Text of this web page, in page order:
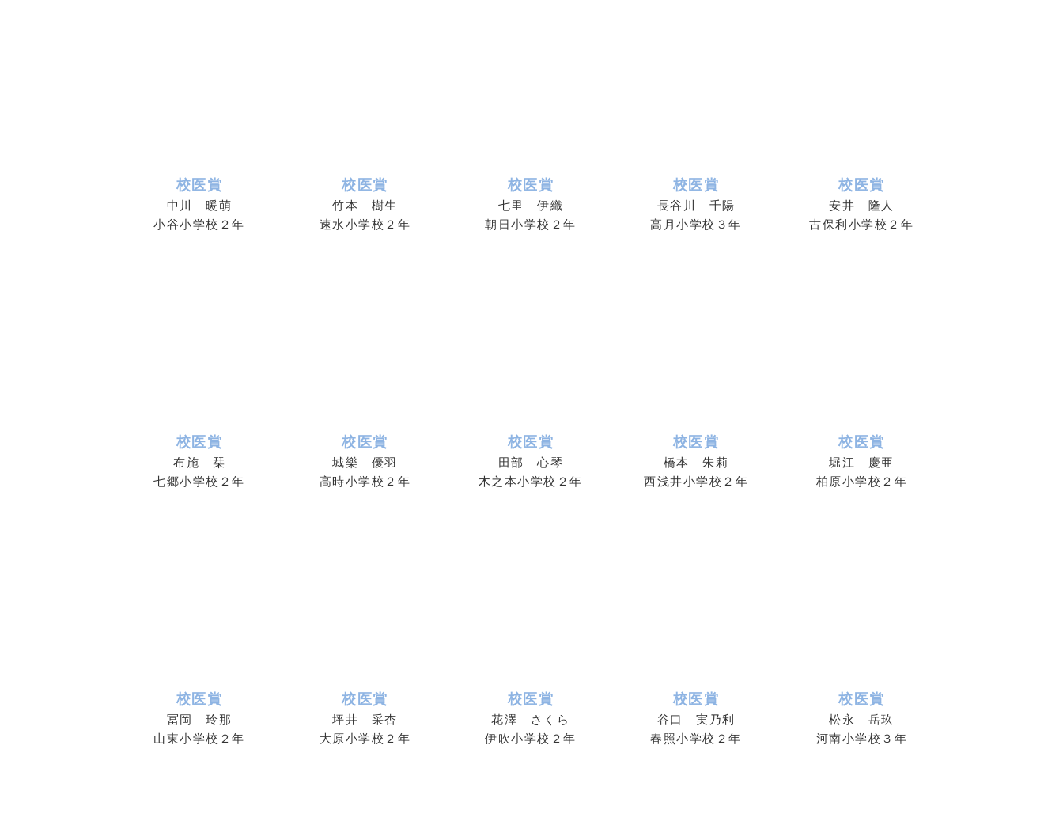
校医賞
中川 暖萌
小谷小学校２年
校医賞
竹本 樹生
速水小学校２年
校医賞
七里 伊織
朝日小学校２年
校医賞
長谷川 千陽
高月小学校３年
校医賞
安井 隆人
古保利小学校２年
校医賞
布施 栞
七郷小学校２年
校医賞
城樂 優羽
高時小学校２年
校医賞
田部 心琴
木之本小学校２年
校医賞
橋本 朱莉
西浅井小学校２年
校医賞
堀江 慶亜
柏原小学校２年
校医賞
冨岡 玲那
山東小学校２年
校医賞
坪井 采杏
大原小学校２年
校医賞
花澤 さくら
伊吹小学校２年
校医賞
谷口 実乃利
春照小学校２年
校医賞
松永 岳玖
河南小学校３年